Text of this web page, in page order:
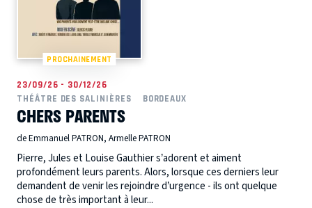
PROCHAINEMENT
23/09/26 - 30/12/26
THÉÂTRE DES SALINIÈRES
BORDEAUX
CHERS PARENTS
de Emmanuel PATRON, Armelle PATRON
Pierre, Jules et Louise Gauthier s’adorent et aiment
profondément leurs parents. Alors, lorsque ces derniers leur
demandent de venir les rejoindre d’urgence - ils ont quelque
chose de très important à leur...